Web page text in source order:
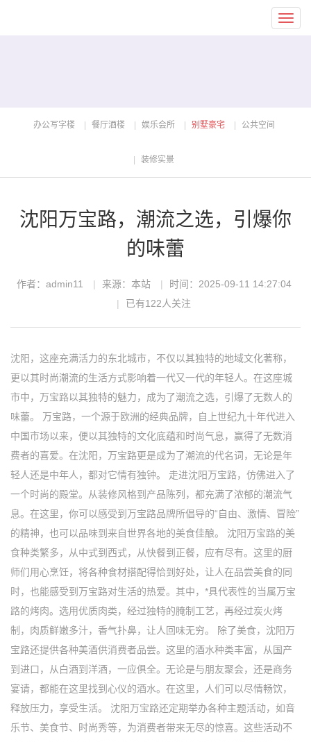
办公写字楼 餐厅酒楼 娱乐会所 别墅豪宅 公共空间
装修实景
沈阳万宝路，潮流之选，引爆你
的味蕾
作者：admin11 来源：本站
时间：2025-09-11 14:27:04
已有122人关注
沈阳，这座充满活力的东北城市，不仅以其独特的地域文化著称，
更以其时尚潮流的生活方式影响着一代又一代的年轻人。在这座城
市中，万宝路以其独特的魅力，成为了潮流之选，引爆了无数人的
味蕾。 万宝路，一个源于欧洲的经典品牌，自上世纪九十年代进入
中国市场以来，便以其独特的文化底蕴和时尚气息，赢得了无数消
费者的喜爱。在沈阳，万宝路更是成为了潮流的代名词，无论是年
轻人还是中年人，都对它情有独钟。 走进沈阳万宝路，仿佛进入了
一个时尚的殿堂。从装修风格到产品陈列，都充满了浓郁的潮流气
息。在这里，你可以感受到万宝路品牌所倡导的“自由、激情、冒险”
的精神，也可以品味到来自世界各地的美食佳酿。 沈阳万宝路的美
食种类繁多，从中式到西式，从快餐到正餐，应有尽有。这里的厨
师们用心烹饪，将各种食材搭配得恰到好处，让人在品尝美食的同
时，也能感受到万宝路对生活的热爱。其中，*具代表性的当属万宝
路的烤肉。选用优质肉类，经过独特的腌制工艺，再经过炭火烤
制，肉质鲜嫩多汁，香气扑鼻，让人回味无穷。 除了美食，沈阳万
宝路还提供各种美酒供消费者品尝。这里的酒水种类丰富，从国产
到进口，从白酒到洋酒，一应俱全。无论是与朋友聚会，还是商务
宴请，都能在这里找到心仪的酒水。在这里，人们可以尽情畅饮，
释放压力，享受生活。 沈阳万宝路还定期举办各种主题活动，如音
乐节、美食节、时尚秀等，为消费者带来无尽的惊喜。这些活动不